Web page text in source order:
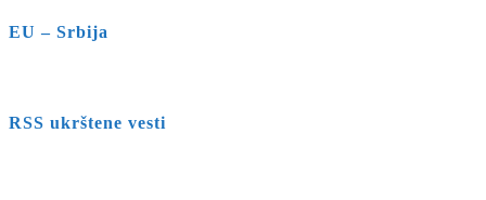
EU – Srbija
RSS ukrštene vesti